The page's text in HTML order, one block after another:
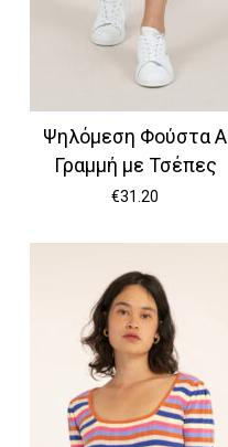
Ψηλόμεση Φούστα Α
Γραμμή με Τσέπες
€31.20